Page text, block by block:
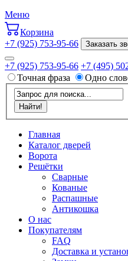
Меню
Корзина
+7 (925) 753-95-66
Заказать
+7 (925) 753-95-66 +7 (495)
Точная фраза
Одно
Главная
Каталог дверей
Ворота
Решётки
Сварные
Кованые
Распашные
Антикошка
О нас
Покупателям
FAQ
Доставка и